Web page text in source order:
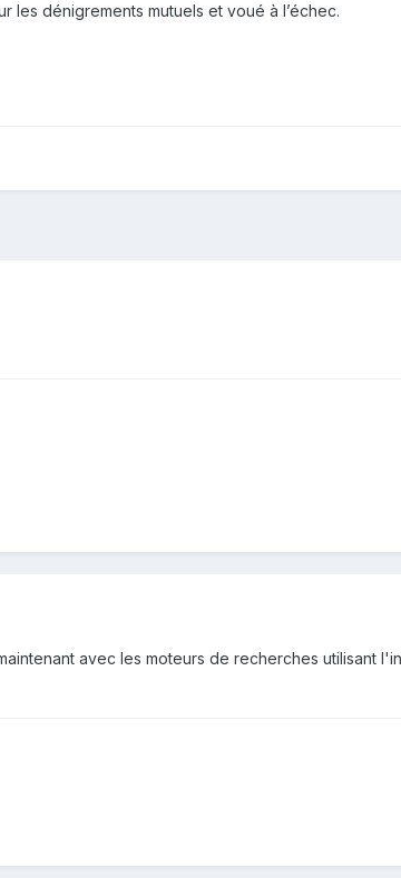
les dénigrements mutuels et voué à l’échec.
avec les moteurs de recherches utilisant